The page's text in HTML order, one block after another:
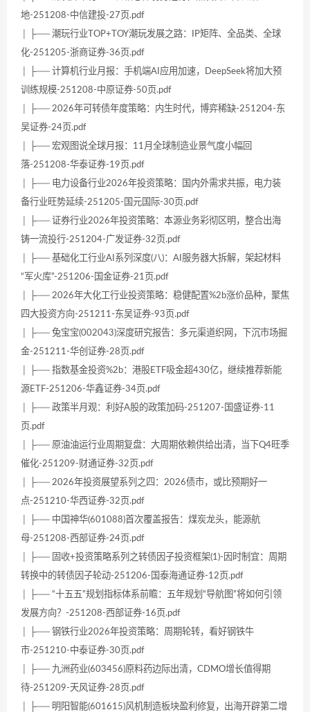
地-251208-中信建投-27页.pdf
│ ├── 潮玩行业TOP+TOY潮玩发展之路：IP矩阵、全品类、全球
化-251205-浙商证券-36页.pdf
│ ├── 计算机行业月报：手机端AI应用加速，DeepSeek将加大预
训练规模-251208-中原证券-50页.pdf
│ ├── 2026年可转债年度策略：内生时代，博弈稀缺-251204-东
吴证券-24页.pdf
│ ├── 宏观图说全球月报：11月全球制造业景气度小幅回
落-251208-华泰证券-19页.pdf
│ ├── 电力设备行业2026年投资策略：国内外需求共振，电力装
备行业旺势延续-251205-国元国际-30页.pdf
│ ├── 证券行业2026年投资策略：本源业务彩彻区明，整合出海
铸一流投行-251204-广发证券-32页.pdf
│ ├── 基础化工行业AI系列深度(八)：AI服务器大拆解，架起材料
“军火库”-251206-国金证券-21页.pdf
│ ├── 2026年大化工行业投资策略：稳健配置%2b涨价品种，聚焦
四大投资方向-251211-东吴证券-93页.pdf
│ ├── 兔宝宝(002043)深度研究报告：多元渠道织网，下沉市场掘
金-251211-华创证券-28页.pdf
│ ├── 指数基金投资%2b：港股ETF吸金超430亿，继续推荐新能
源ETF-251206-华鑫证券-34页.pdf
│ ├── 政策半月观：利好A股的政策加码-251207-国盛证券-11
页.pdf
│ ├── 原油油运行业周期复盘：大周期依赖供给出清，当下Q4旺季
催化-251209-财通证券-32页.pdf
│ ├── 2026年投资展望系列之四：2026债市，或比预期好一
点-251210-华西证券-32页.pdf
│ ├── 中国神华(601088)首次覆盖报告：煤炭龙头，能源航
母-251208-西部证券-24页.pdf
│ ├── 固收+投资策略系列之转债因子投资框架(1)-因时制宜：周期
转换中的转债因子轮动-251206-国泰海通证券-12页.pdf
│ ├── “十五五”规划指标体系前瞻：五年规划“导航图”将如何引领
发展方向？-251208-西部证券-16页.pdf
│ ├── 钢铁行业2026年投资策略：周期轮转，看好钢铁牛
市-251210-中泰证券-30页.pdf
│ ├── 九洲药业(603456)原料药边际出清，CDMO增长值得期
待-251209-天风证券-28页.pdf
│ ├── 明阳智能(601615)风机制造板块盈利修复，出海开辟第二增